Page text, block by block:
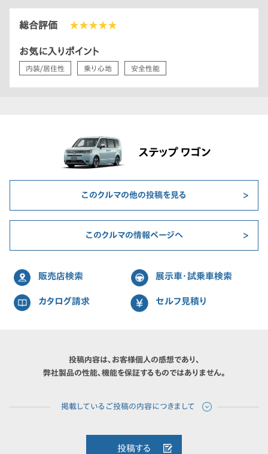
総合評価 ★★★★★
お気に入りポイント
内装/居住性 乗り心地 安全性能
ステップ ワゴン
このクルマの他の投稿を見る
このクルマの情報ページへ
販売店検索 展示車・試乗車検索
カタログ請求 セルフ見積り
投稿内容は、お客様個人の感想であり、
弊社製品の性能、機能を保証するものではありません。
投稿する